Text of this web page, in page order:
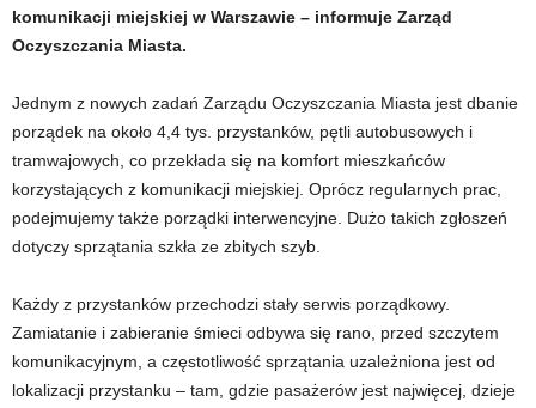
komunikacji miejskiej w Warszawie – informuje Zarząd
Oczyszczania Miasta.
Jednym z nowych zadań Zarządu Oczyszczania Miasta jest dbanie
porządek na około 4,4 tys. przystanków, pętli autobusowych i
tramwajowych, co przekłada się na komfort mieszkańców
korzystających z komunikacji miejskiej. Oprócz regularnych prac,
podejmujemy także porządki interwencyjne. Dużo takich zgłoszeń
dotyczy sprzątania szkła ze zbitych szyb.
Każdy z przystanków przechodzi stały serwis porządkowy.
Zamiatanie i zabieranie śmieci odbywa się rano, przed szczytem
komunikacyjnym, a częstotliwość sprzątania uzależniona jest od
lokalizacji przystanku – tam, gdzie pasażerów jest najwięcej, dzieje